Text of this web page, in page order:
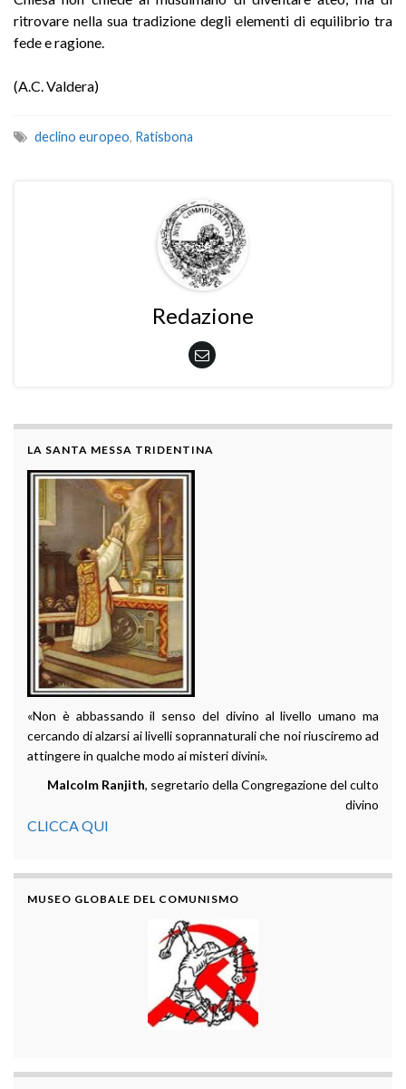
ritrovare nella sua tradizione degli elementi di equilibrio tra
fede e ragione.
(A.C. Valdera)
declino europeo, Ratisbona
Redazione
LA SANTA MESSA TRIDENTINA
«Non è abbassando il senso del divino al livello umano ma
cercando di alzarsi ai livelli soprannaturali che noi riusciremo ad
attingere in qualche modo ai misteri divini».
Malcolm Ranjith, segretario della Congregazione del culto
divino
CLICCA QUI
MUSEO GLOBALE DEL COMUNISMO